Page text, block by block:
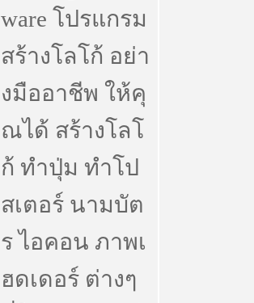
ware โปรแกรม
สร้างโลโก้ อย่า
งมืออาชีพ ให้คุ
ณได้ สร้างโลโ
ก้ ทำปุ่ม ทำโป
สเตอร์ นามบัต
ร ไอคอน ภาพเ
ฮดเดอร์ ต่างๆ